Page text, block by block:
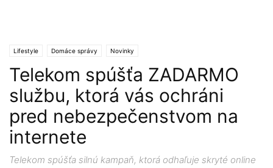
Lifestyle Domáce správy Novinky
Telekom spúšťa ZADARMO
službu, ktorá vás ochráni
pred nebezpečenstvom na
internete
Telekom spúšťa silnú kampaň, ktorá odhaľuje skryté online